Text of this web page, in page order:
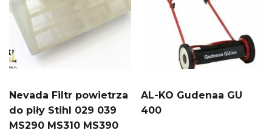
Nevada Filtr powietrza
do piły Stihl 029 039
MS290 MS310 MS390
AL-KO Gudenaa GU
400